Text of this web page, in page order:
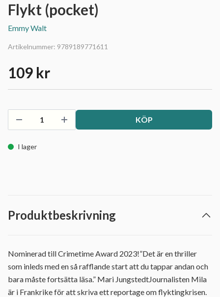
Flykt (pocket)
Emmy Walt
Artikelnummer: 9789189771611
109 kr
KÖP
I lager
Produktbeskrivning
Nominerad till Crimetime Award 2023!”Det är en thriller
som inleds med en så rafflande start att du tappar andan och
bara måste fortsätta läsa.” Mari JungstedtJournalisten Mila
är i Frankrike för att skriva ett reportage om flyktingkrisen.